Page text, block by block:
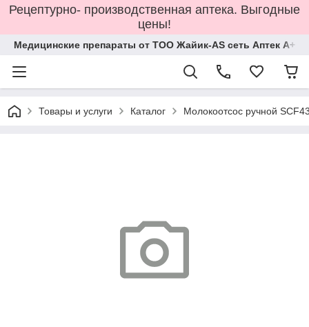
Рецептурно- производственная аптека. Выгодные
цены!
Медицинские препараты от ТОО Жайик-AS сеть Аптек А+
Товары и услуги Каталог Молокоотсос ручной